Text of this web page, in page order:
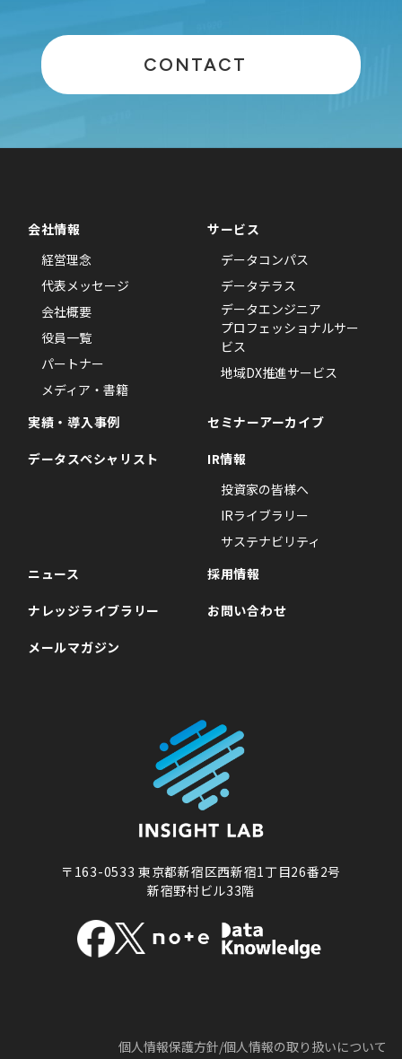
CONTACT
会社情報
経営理念
代表メッセージ
会社概要
役員一覧
パートナー
メディア・書籍
サービス
データコンパス
データテラス
データエンジニア
プロフェッショナルサー
ビス
地域DX推進サービス
実績・導入事例 セミナーアーカイブ
データスペシャリスト
IR情報
投資家の皆様へ
IRライブラリー
サステナビリティ
ニュース
採用情報
ナレッジライブラリー お問い合わせ
メールマガジン
〒163-0533東京都新宿区西新宿1丁目26番2号
新宿野村ビル33階
個人情報保護方針/個人情報の取り扱いについて